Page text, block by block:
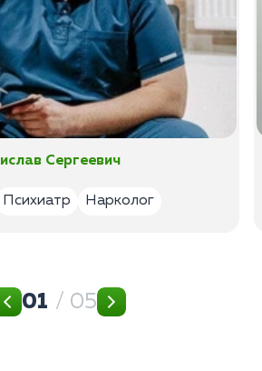
Сергеевич
Психиатр Нарколог
01 / 05